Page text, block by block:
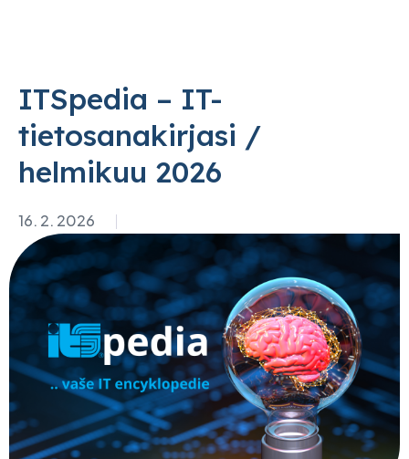
ITSpedia – IT-
tietosanakirjasi /
helmikuu 2026
16. 2. 2026